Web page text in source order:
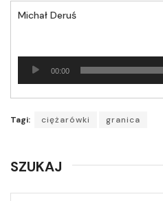
Michał Deruś
Odtwarzacz
plików
00:00
Tagi: ciężarówki granica
SZUKAJ